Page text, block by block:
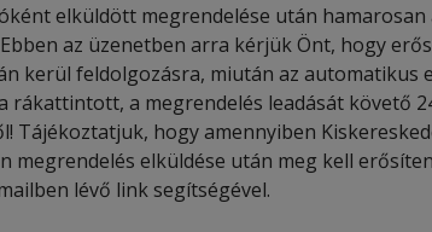
elküldött megrendelése után
az üzenetben arra kérjük Önt, hogy
kerül feldolgozásra, miután az automatikus
rákattintott, a megrendelés leadását követő
Tájékoztatjuk, hogy amennyiben
megrendelés elküldése után meg kell
lévő link segítségével.